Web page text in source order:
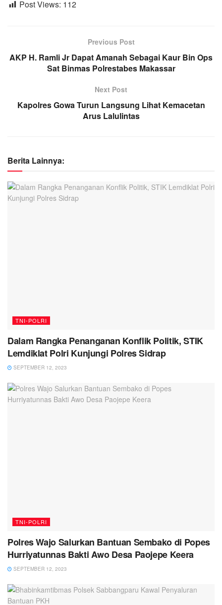
Post Views: 112
Previous Post
AKP H. Ramli Jr Dapat Amanah Sebagai Kaur Bin Ops
Sat Binmas Polrestabes Makassar
Next Post
Kapolres Gowa Turun Langsung Lihat Kemacetan
Arus Lalulintas
Berita Lainnya:
TNI-POLRI
Dalam Rangka Penanganan Konflik Politik, STIK
Lemdiklat Polri Kunjungi Polres Sidrap
SEPTEMBER 12, 2023
TNI-POLRI
Polres Wajo Salurkan Bantuan Sembako di Popes
Hurriyatunnas Bakti Awo Desa Paojepe Keera
SEPTEMBER 12, 2023